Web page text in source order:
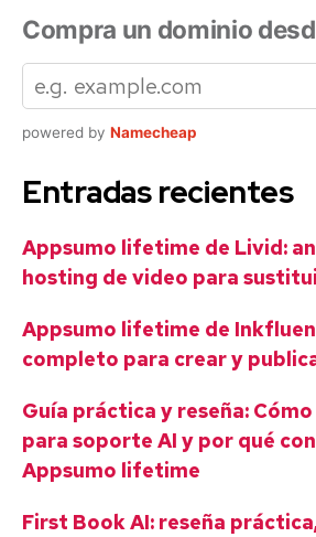
Compra un dominio
powered by Namecheap
Entradas recientes
Appsumo lifetime de Livid:
hosting de video para
Appsumo lifetime de
completo para crear y
Guía práctica y reseña:
para soporte AI y por qué
Appsumo lifetime
First Book AI: reseña